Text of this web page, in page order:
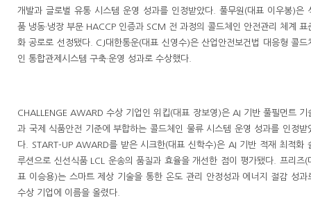
개발과 글로벌 유통 시스템 운영 성과를 인정받았다. 풀무원(대표 이우봉)은
품 냉동·냉장 부문 HACCP 인증과 SCM 전 과정의 콜드체인 안전관리 체계 표
화 공로로 선정됐다. CJ대한통운(대표 신영수)은 산업안전보건법 대응형 콜드
인 통합관제시스템 구축·운영 성과로 수상했다.
CHALLENGE AWARD 수상 기업인 위킵(대표 장보영)은 AI 기반 풀필먼트 기
과 국제 식품안전 기준에 부합하는 콜드체인 물류 시스템 운영 성과를 인정받
다. START-UP AWARD를 받은 시크한(대표 신학수)은 AI 기반 적재 최적화
루션으로 신선식품 LCL 운송의 품질과 효율을 개선한 점이 평가됐다. 프리즈(
표 이승용)는 스마트 제상 기술을 통한 온도 관리 안정성과 에너지 절감 성과
수상 기업에 이름을 올렸다.